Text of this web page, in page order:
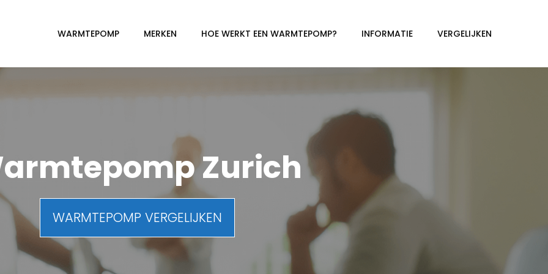
WARMTEPOMP MERKEN HOE WERKT EEN WARMTEPOMP? INFORMATIE VERGELIJKEN
Zurich
WARMTEPOMP VERGELIJKEN